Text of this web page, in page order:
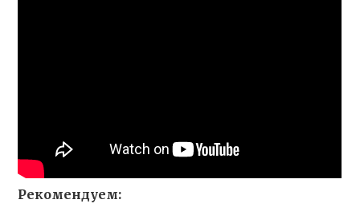
Рекомендуем: